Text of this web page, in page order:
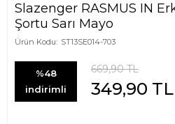
Slazenger RASMUS IN
Şortu Sarı Mayo
Ürün Kodu: ST13SE014-703
%48
indirimli
669,90TL
349,90 TL